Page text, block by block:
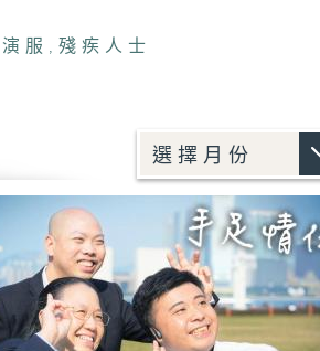
服 , 殘疾人士